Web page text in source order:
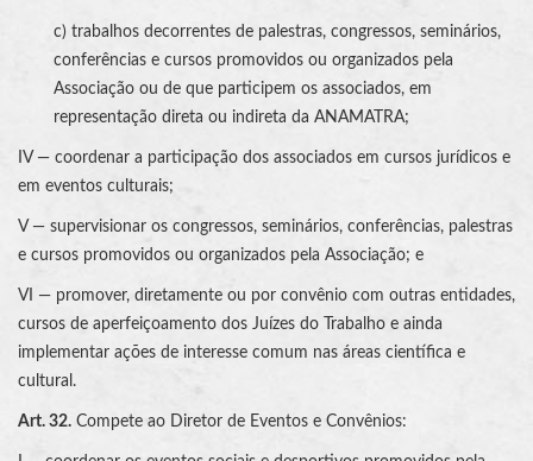
c) trabalhos decorrentes de palestras, congressos, seminários,
conferências e cursos promovidos ou organizados pela
Associação ou de que participem os associados, em
representação direta ou indireta da ANAMATRA;
IV — coordenar a participação dos associados em cursos jurídicos e
em eventos culturais;
V — supervisionar os congressos, seminários, conferências, palestras
e cursos promovidos ou organizados pela Associação; e
VI — promover, diretamente ou por convênio com outras entidades,
cursos de aperfeiçoamento dos Juízes do Trabalho e ainda
implementar ações de interesse comum nas áreas científica e
cultural.
Art. 32. Compete ao Diretor de Eventos e Convênios: